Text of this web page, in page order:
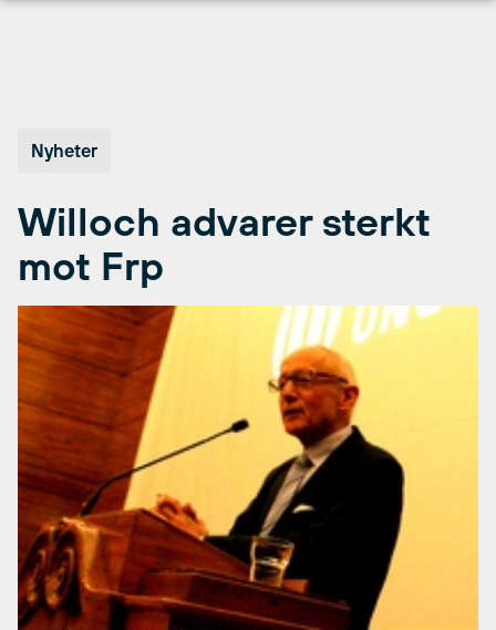
Nyheter
Willoch advarer sterkt
mot Frp